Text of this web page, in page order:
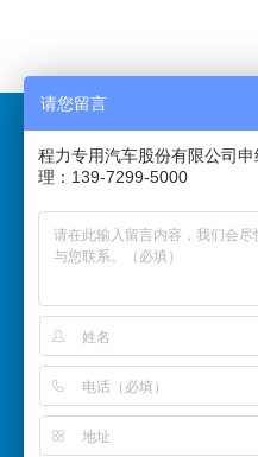
友情链接
程力冷藏车厂
家
请您留言
程力专用汽车股份有限公司申
理：139-7299-5000